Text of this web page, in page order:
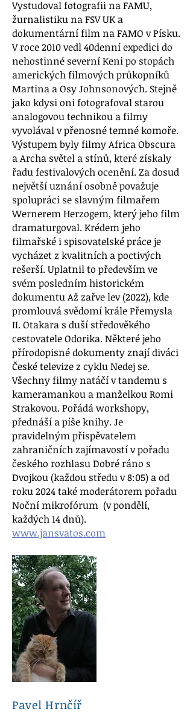
Vystudoval fotografii na FAMU,
žurnalistiku na FSV UK a
dokumentární film na FAMO v Písku.
V roce 2010 vedl 40denní expedici do
nehostinné severní Keni po stopách
amerických filmových průkopníků
Martina a Osy Johnsonových. Stejně
jako kdysi oni fotografoval starou
analogovou technikou a filmy
vyvolával v přenosné temné komoře.
Výstupem byly filmy Africa Obscura
a Archa světel a stínů, které získaly
řadu festivalových ocenění. Za dosud
největší uznání osobně považuje
spolupráci se slavným filmařem
Wernerem Herzogem, který jeho film
dramaturgoval. Krédem jeho
filmařské i spisovatelské práce je
vycházet z kvalitních a poctivých
rešerší. Uplatnil to především ve
svém posledním historickém
dokumentu Až zařve lev (2022), kde
promlouvá svědomí krále Přemysla
II. Otakara s duší středověkého
cestovatele Odorika. Některé jeho
přírodopisné dokumenty znají diváci
České televize z cyklu Nedej se.
Všechny filmy natáčí v tandemu s
kameramankou a manželkou Romi
Strakovou. Pořádá workshopy,
přednáší a píše knihy. Je
pravidelným přispěvatelem
zahraničních zajímavostí v pořadu
českého rozhlasu Dobré ráno s
Dvojkou (každou středu v 8:05) a od
roku 2024 také moderátorem pořadu
Noční mikrofórum (v pondělí,
každých 14 dnů).
www.jansvatos.com
Pavel Hrnčíř